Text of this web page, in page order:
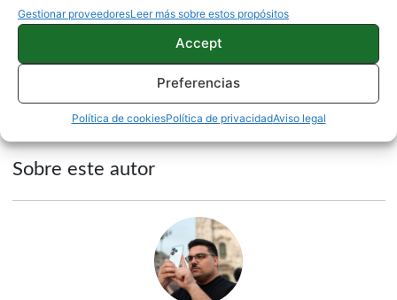
Gestionar proveedoresLeer más sobre estos propósitos
Accept
Preferencias
Política de cookiesPolítica de privacidadAviso legal
Fuente |
Sobre este autor